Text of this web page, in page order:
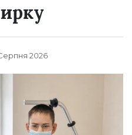
2026